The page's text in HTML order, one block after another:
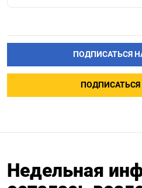
ПОДПИСАТЬСЯ
ПОДПИСАТЬСЯ
Недельная